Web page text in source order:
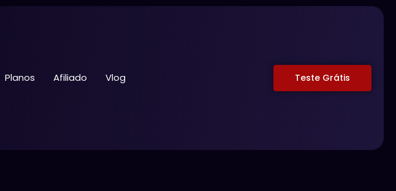
Planos Afiliado Vlog Teste Grátis